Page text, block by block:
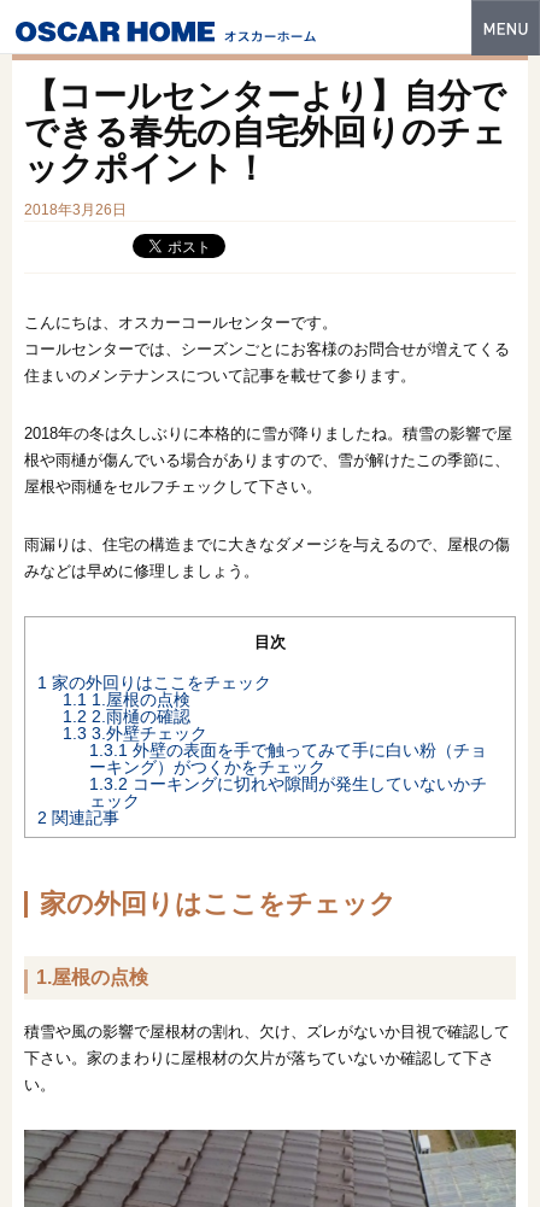
特長
性能・技術
建築実例
フォトギャラリー
販売中の物件
スマートセレクト
オンライン相談会
【コールセンターより】自分で
できる春先の自宅外回りのチェ
ックポイント！
2018年3月26日
こんにちは、オスカーコールセンターです。
コールセンターでは、シーズンごとにお客様のお問合せが増えてくる
住まいのメンテナンスについて記事を載せて参ります。
2018年の冬は久しぶりに本格的に雪が降りましたね。積雪の影響で屋
根や雨樋が傷んでいる場合がありますので、雪が解けたこの季節に、
屋根や雨樋をセルフチェックして下さい。
雨漏りは、住宅の構造までに大きなダメージを与えるので、屋根の傷
みなどは早めに修理しましょう。
目次
1 家の外回りはここをチェック
1.1 1.屋根の点検
1.2 2.雨樋の確認
1.3 3.外壁チェック
1.3.1 外壁の表面を手で触ってみて手に白い粉（チョ
ーキング）がつくかをチェック
1.3.2 コーキングに切れや隙間が発生していないかチ
ェック
2 関連記事
家の外回りはここをチェック
1.屋根の点検
積雪や風の影響で屋根材の割れ、欠け、ズレがないか目視で確認して
下さい。家のまわりに屋根材の欠片が落ちていないか確認して下さ
い。